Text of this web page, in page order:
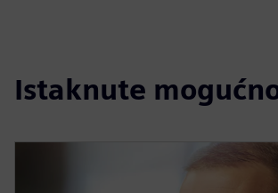
Istaknute